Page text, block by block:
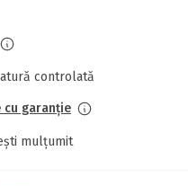
controlată
cu garanție
mulțumit